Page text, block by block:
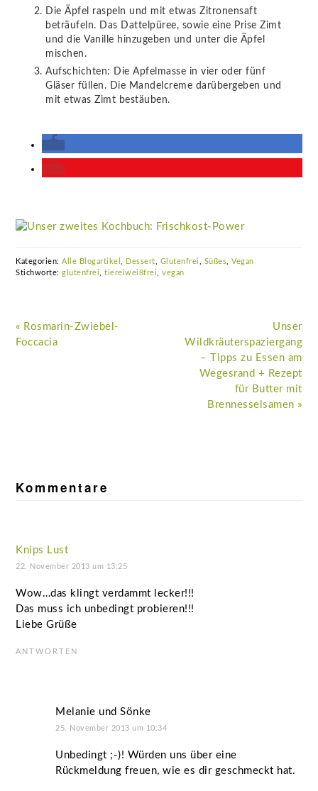
Die Äpfel raspeln und mit etwas Zitronensaft
beträufeln. Das Dattelpüree, sowie eine Prise Zimt
und die Vanille hinzugeben und unter die Äpfel
mischen.
Aufschichten: Die Apfelmasse in vier oder fünf
Gläser füllen. Die Mandelcreme darübergeben und
mit etwas Zimt bestäuben.
Kategorien:Alle Blogartikel Dessert Glutenfrei Süßes ,Vegan
Stichworte:glutenfrei ,tiereiweißfrei ,vegan
Vorheriger
Beitrag:
« Rosmarin-Zwiebel-
Foccacia
Nächster
Beitrag:
Unser
Wildkräuterspaziergang
– Tipps zu Essen am
Wegesrand + Rezept
für Butter mit
Brennesselsamen »
Kommentare
Knips Lust
22. November 2013 um 13:25
Wow…das klingt verdammt lecker!!!
Das muss ich unbedingt probieren!!!
Liebe Grüße
ANTWORTEN
Melanie und Sönke
25. November 2013 um 10:34
Unbedingt ;-)! Würden uns über eine
Rückmeldung freuen, wie es dir geschmeckt hat.